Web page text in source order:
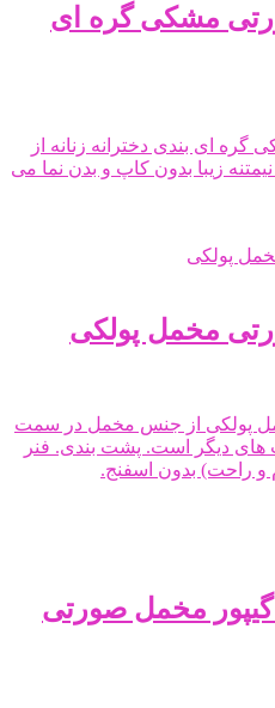
مشکی گره ای
ای بندی دخترانه زنانه از
زیبا بدون کاپ و بدن نما می
مخمل پولکی
پولکی از جنس مخمل در سمت
دیگر است. پشت بندی. فنر
و راحت) بدون اسفنج.
گیپور مخمل صورتی